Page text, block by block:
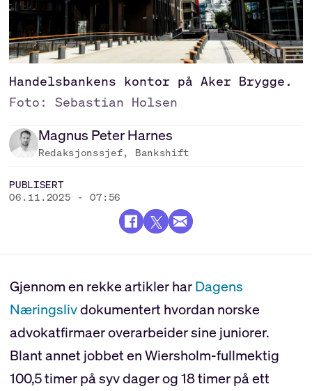
Handelsbankens kontor på Aker Brygge.
Foto: Sebastian Holsen
Magnus PeterHarnes
Redaksjonssjef, Bankshift
PUBLISERT
06.11.2025 - 07:56
Gjennom en rekke artikler harDagens
Næringslivdokumentert hvordan norske
advokatfirmaer overarbeider sine juniorer.
Blant annet jobbet en Wiersholm-fullmektig
100,5 timer på syv dager og 18 timer på ett